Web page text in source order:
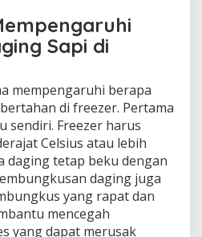
Sapi di
mempengaruhi berapa
di freezer. Pertama
sendiri. Freezer harus
Celsius atau lebih
daging tetap beku dengan
daging juga
yang rapat dan
mencegah
yang dapat merusak